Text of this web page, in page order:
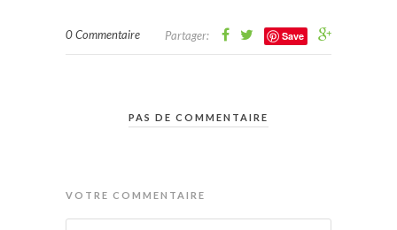
0 Commentaire Partager: Save
PAS DE COMMENTAIRE
VOTRE COMMENTAIRE